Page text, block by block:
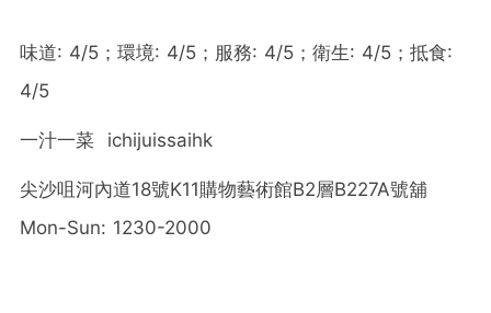
味道: 4/5；環境: 4/5；服務: 4/5；衛生: 4/5；抵食:
4/5
一汁一菜 ichijuissaihk
尖沙咀河內道18號K11購物藝術館B2層B227A號舖
Mon-Sun: 1230-2000